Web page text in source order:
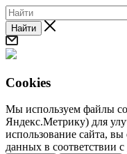
Найти
Cookies
Мы используем файлы
Яндекс.Метрику) для
использование сайта,
данных в соответствии с